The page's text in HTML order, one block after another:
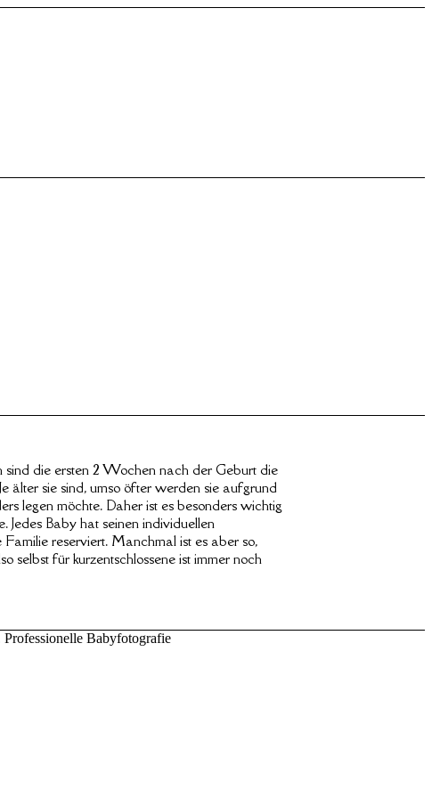
sind die ersten 2 Wochen nach der Geburt die
älter sie sind, umso öfter werden sie aufgrund
legen möchte. Daher ist es besonders wichtig
Baby hat seinen individuellen
reserviert. Manchmal ist es aber so,
für kurzentschlossene ist immer noch
Babyfotografie